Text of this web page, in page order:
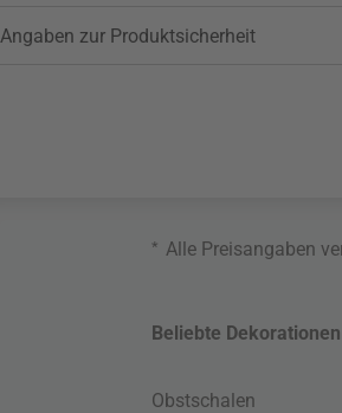
Angaben zur Produktsicherheit
* Alle Preisangaben
Beliebte Dekorationen
Obstschalen